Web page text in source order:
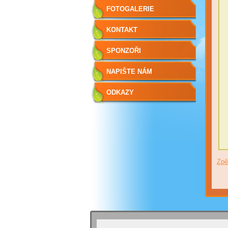
FOTOGALERIE
KONTAKT
SPONZOŘI
NAPIŠTE NÁM
ODKAZY